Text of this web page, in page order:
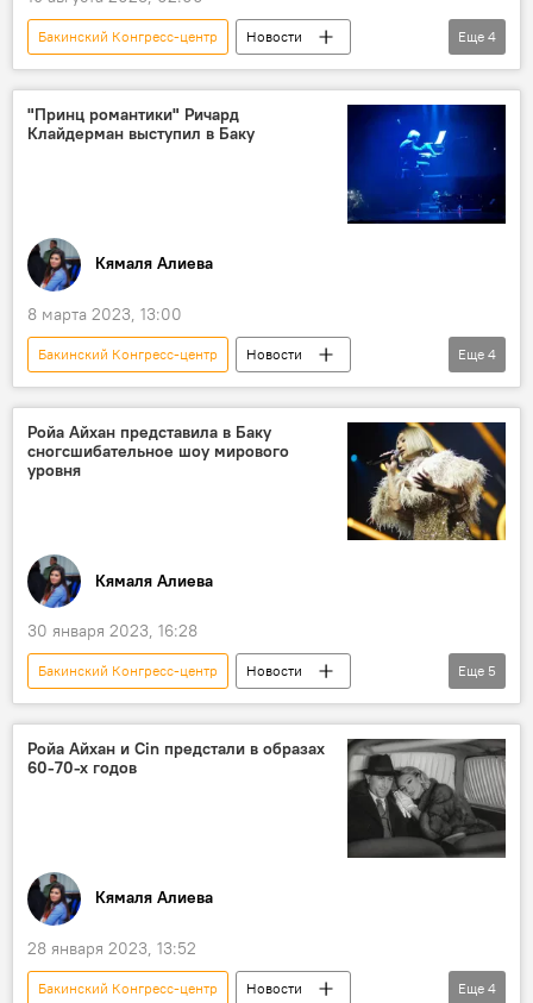
Бакинский Конгресс-центр
Новости
Азербайджан
Ройа Айхан
концерт
роботы
Еще 4
"Принц романтики" Ричард
Клайдерман выступил в Баку
Кямаля Алиева
8 марта 2023, 13:00
Бакинский Конгресс-центр
Новости
концерт
пианист Ричард Клайдерман
Книга рекордов Гиннесса
композиции
Еще 4
Ройа Айхан представила в Баку
сногсшибательное шоу мирового
уровня
Кямаля Алиева
30 января 2023, 16:28
Бакинский Конгресс-центр
Новости
Азербайджан
Баку
Поп-звезда
концерт
Певица Ройа Айхан
Еще 5
Ройа Айхан и Cin предстали в образах
60-70-х годов
Кямаля Алиева
28 января 2023, 13:52
Бакинский Конгресс-центр
Новости
Еще 4